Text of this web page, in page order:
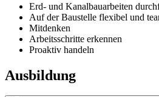
Erd- und Kanalbauarbeiten
Auf der Baustelle flexibel und
Mitdenken
Arbeitsschritte erkennen
Proaktiv handeln
Ausbildung